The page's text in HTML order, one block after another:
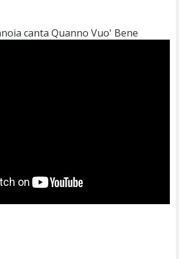
canta Quanno Vuo' Bene